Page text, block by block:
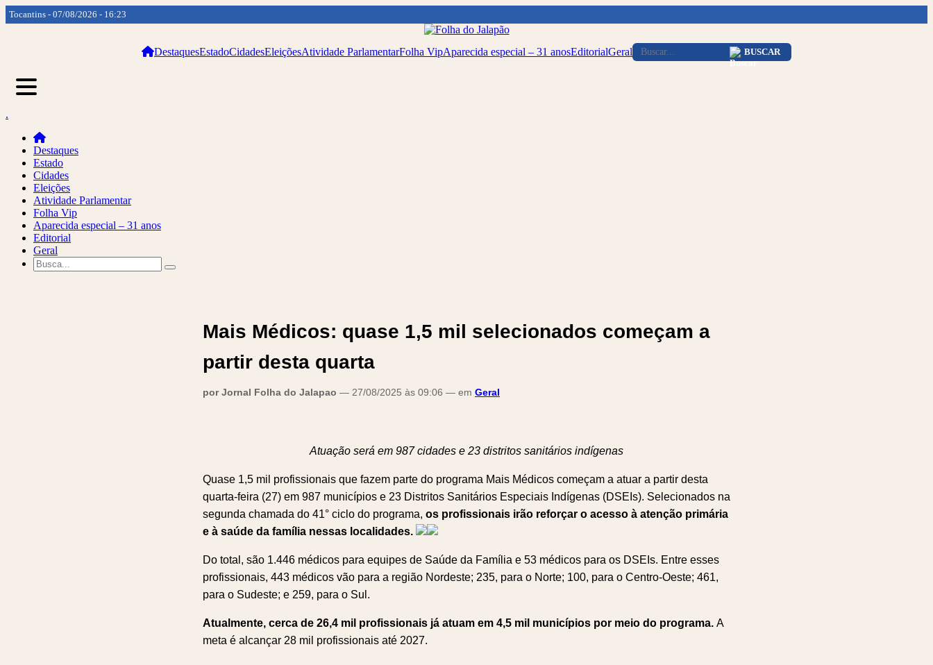
Tocantins - 07/08/2026 - 16:23
DestaquesEstadoCidadesEleiçõesAtividade ParlamentarFolha VipAparecida especial – 31 anosEditorialGeral BUSCAR
.
Destaques
Estado
Cidades
Eleições
Atividade Parlamentar
Folha Vip
Aparecida especial – 31 anos
Editorial
Geral
Mais Médicos: quase 1,5 mil selecionados começam a
partir desta quarta
por Jornal Folha do Jalapao — 27/08/2025 às 09:06 — em Geral
Atuação será em 987 cidades e 23 distritos sanitários indígenas
Quase 1,5 mil profissionais que fazem parte do programa Mais Médicos começam a atuar a partir desta
quarta-feira (27) em 987 municípios e 23 Distritos Sanitários Especiais Indígenas (DSEIs). Selecionados na
segunda chamada do 41° ciclo do programa, os profissionais irão reforçar o acesso à atenção primária
e à saúde da família nessas localidades.
Do total, são 1.446 médicos para equipes de Saúde da Família e 53 médicos para os DSEIs. Entre esses
profissionais, 443 médicos vão para a região Nordeste; 235, para o Norte; 100, para o Centro-Oeste; 461,
para o Sudeste; e 259, para o Sul.
Atualmente, cerca de 26,4 mil profissionais já atuam em 4,5 mil municípios por meio do programa. A
meta é alcançar 28 mil profissionais até 2027.